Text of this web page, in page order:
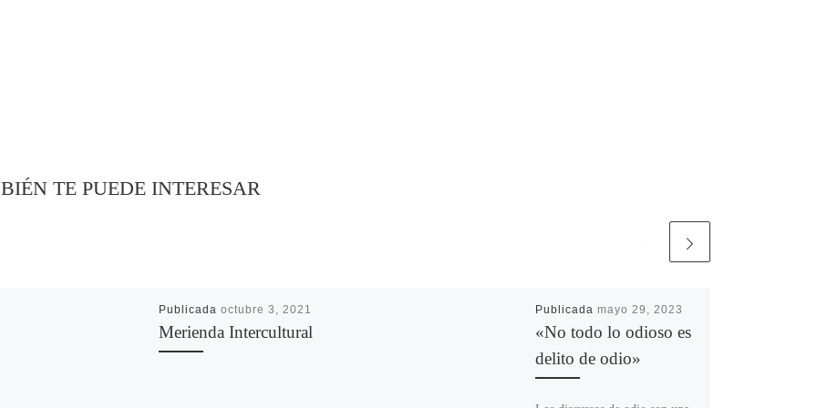
TE PUEDE INTERESAR
Publicadaoctubre 3, 2021
Merienda Intercultural
Publicada mayo 29, 2023
«No todo lo odioso es
delito de odio»